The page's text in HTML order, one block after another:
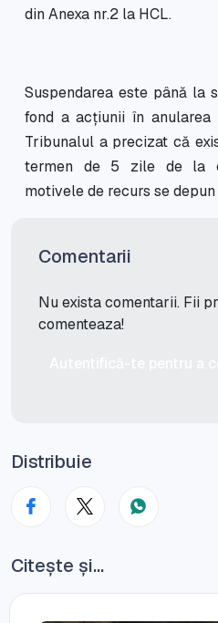
din Anexa nr.2 la HCL.
Suspendarea este până la
fond a acţiunii în
Tribunalul a precizat că
termen de 5 zile de la
motivele de recurs se
Comentarii
Nu exista comentarii. Fii
comenteaza!
Distribuie
Citește și...